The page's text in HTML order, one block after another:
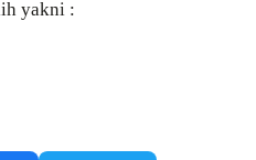
yakni :